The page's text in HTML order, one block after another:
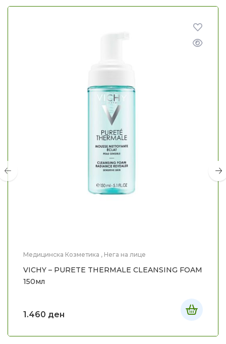
Медицинска Козметика , Нега на лице
VICHY – PURETE THERMALE CLEANSING FOAM
150мл
1.460 ден